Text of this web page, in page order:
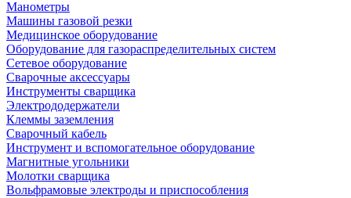
Манометры
Машины газовой резки
Медицинское оборудование
Оборудование для газораспределительных систем
Сетевое оборудование
Сварочные аксессуары
Инструменты сварщика
Электрододержатели
Клеммы заземления
Сварочный кабель
Инструмент и вспомогательное оборудование
Магнитные угольники
Молотки сварщика
Вольфрамовые электроды и приспособления